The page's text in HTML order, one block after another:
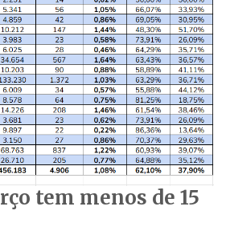
tem menos de 15